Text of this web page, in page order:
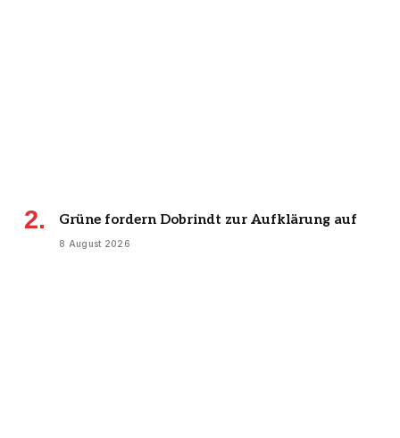
Grüne fordern Dobrindt zur Aufklärung auf
8 August 2026